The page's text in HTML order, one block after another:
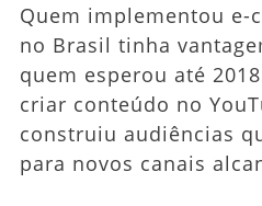
Quem implementou e-
no Brasil tinha
quem esperou até
criar conteúdo no
construiu audiências
para novos canais